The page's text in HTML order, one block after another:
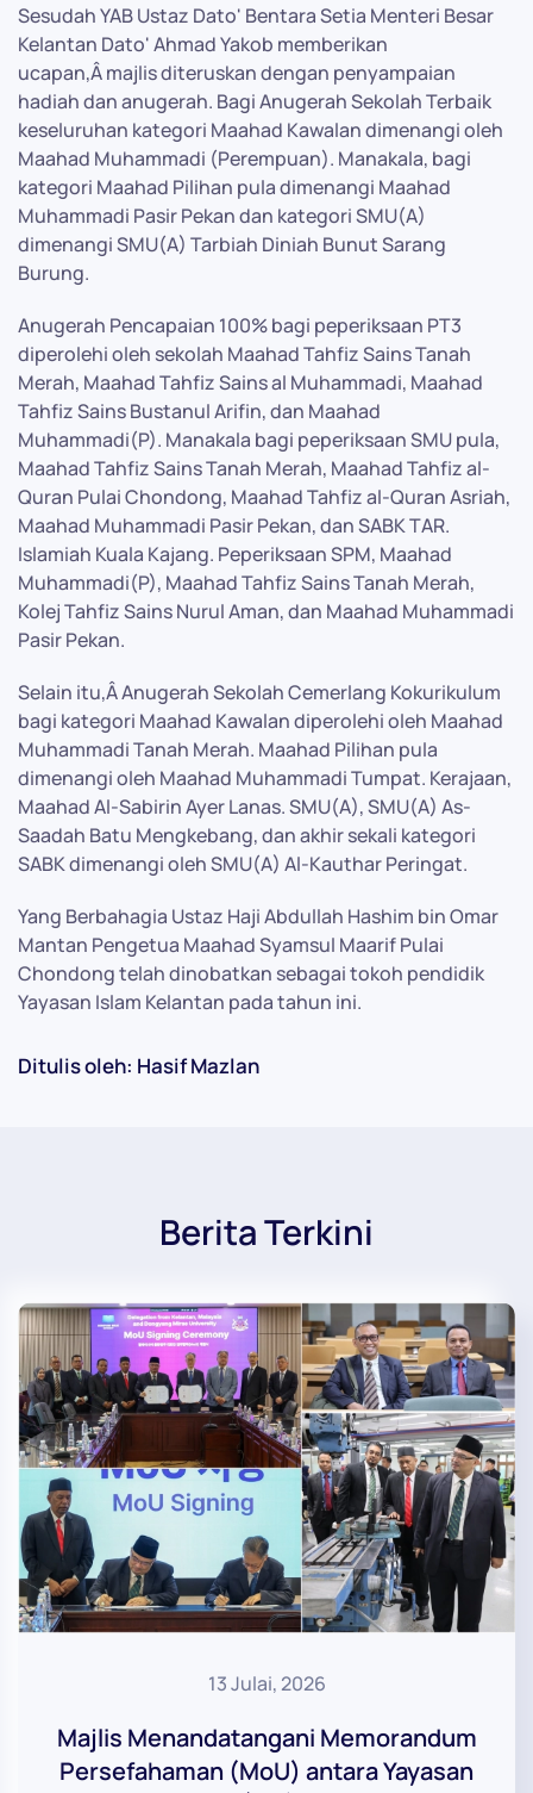
Sesudah YAB Ustaz Dato' Bentara Setia Menteri Besar
Kelantan Dato' Ahmad Yakob memberikan
ucapan,Â majlis diteruskan dengan penyampaian
hadiah dan anugerah. Bagi Anugerah Sekolah Terbaik
keseluruhan kategori Maahad Kawalan dimenangi oleh
Maahad Muhammadi (Perempuan). Manakala, bagi
kategori Maahad Pilihan pula dimenangi Maahad
Muhammadi Pasir Pekan dan kategori SMU(A)
dimenangi SMU(A) Tarbiah Diniah Bunut Sarang
Burung.
Anugerah Pencapaian 100% bagi peperiksaan PT3
diperolehi oleh sekolah Maahad Tahfiz Sains Tanah
Merah, Maahad Tahfiz Sains al Muhammadi, Maahad
Tahfiz Sains Bustanul Arifin, dan Maahad
Muhammadi(P). Manakala bagi peperiksaan SMU pula,
Maahad Tahfiz Sains Tanah Merah, Maahad Tahfiz al-
Quran Pulai Chondong, Maahad Tahfiz al-Quran Asriah,
Maahad Muhammadi Pasir Pekan, dan SABK TAR.
Islamiah Kuala Kajang. Peperiksaan SPM, Maahad
Muhammadi(P), Maahad Tahfiz Sains Tanah Merah,
Kolej Tahfiz Sains Nurul Aman, dan Maahad Muhammadi
Pasir Pekan.
Selain itu,Â Anugerah Sekolah Cemerlang Kokurikulum
bagi kategori Maahad Kawalan diperolehi oleh Maahad
Muhammadi Tanah Merah. Maahad Pilihan pula
dimenangi oleh Maahad Muhammadi Tumpat. Kerajaan,
Maahad Al-Sabirin Ayer Lanas. SMU(A), SMU(A) As-
Saadah Batu Mengkebang, dan akhir sekali kategori
SABK dimenangi oleh SMU(A) Al-Kauthar Peringat.
Yang Berbahagia Ustaz Haji Abdullah Hashim bin Omar
Mantan Pengetua Maahad Syamsul Maarif Pulai
Chondong telah dinobatkan sebagai tokoh pendidik
Yayasan Islam Kelantan pada tahun ini.
Ditulis oleh: Hasif Mazlan
Berita Terkini
13 Julai, 2026
Majlis Menandatangani Memorandum
Persefahaman (MoU) antara Yayasan